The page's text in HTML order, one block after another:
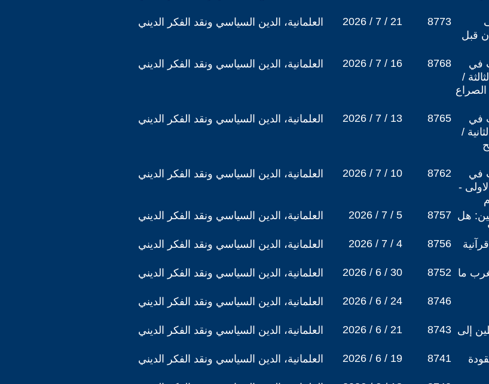
العلمانية، الدين السياسي ونقد الفكر الديني 2026 / 7 / 21 8773
قبل
العلمانية، الدين السياسي ونقد الفكر الديني 2026 / 7 / 16 8768
في
/
العلمانية، الدين السياسي ونقد الفكر الديني 2026 / 7 / 13 8765
في
/
العلمانية، الدين السياسي ونقد الفكر الديني 2026 / 7 / 10 8762
في
-
العلمانية، الدين السياسي ونقد الفكر الديني 2026 / 7 / 5 8757 هل
العلمانية، الدين السياسي ونقد الفكر الديني 2026 / 7 / 4 8756
العلمانية، الدين السياسي ونقد الفكر الديني 2026 / 6 / 30 8752 ما
العلمانية، الدين السياسي ونقد الفكر الديني 2026 / 6 / 24 8746
العلمانية، الدين السياسي ونقد الفكر الديني 2026 / 6 / 21 8743 إلى
العلمانية، الدين السياسي ونقد الفكر الديني 2026 / 6 / 19 8741